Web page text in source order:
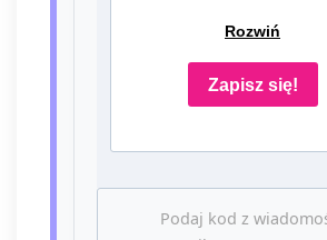
250 Czeladź, NIP:
KRS: 0000861152, REGON:
387109330 (dalej jako
"Administrator")
związanej z edukacją i
za pośrednictwem
Rozwiń
Zapisz się!
Podaj kod z